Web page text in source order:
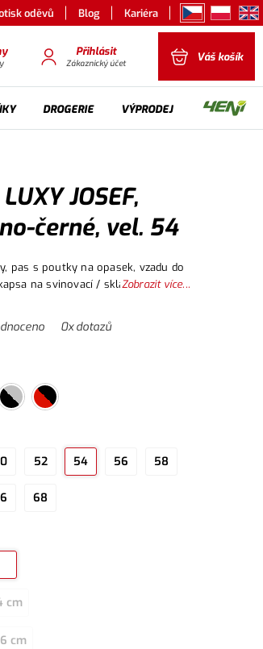
oděvů Blog Kariéra
Přihlásit
Zákaznický účet Váš košík
DROGERIE VÝPRODEJ
JOSEF,
černé, vel. 54
pas s poutky na opasek, vzadu do
na svinovací / skládací metr,
použití: stavebnictví, le
Zobrazit více...
0x dotazů
52 54 56 58
68
cm
cm